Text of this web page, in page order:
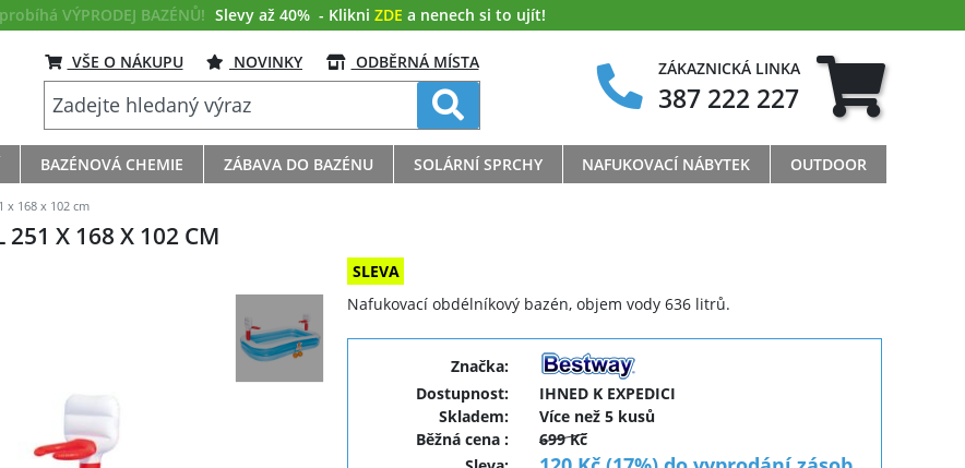
VÝPRODEJ BAZÉNŮ! Slevy až 40% - Klikni ZDE a nenech si to ujít!
VŠE O NÁKUPU NOVINKY ODBĚRNÁ MÍSTA ZÁKAZNICKÁ LINKA
387 222 227
BAZÉNOVÁ CHEMIE ZÁBAVA DO BAZÉNU SOLÁRNÍ SPRCHY NAFUKOVACÍ NÁBYTEK OUTDOOR
x 168 x 102 cm
251 X 168 X 102 CM
SLEVA
Nafukovací obdélníkový bazén, objem vody 636 litrů.
Značka:
Dostupnost:
IHNED K EXPEDICI
Skladem:
Více než 5 kusů
Běžná cena:
699 Kč